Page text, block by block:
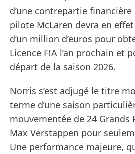
d’une contrepartie
pilote McLaren devra en
d’un million d’euros pour
Licence FIA l’an prochain et
départ de la saison 2026.
Norris s’est adjugé le titre
terme d’une saison
mouvementée de 24 Grands
Max Verstappen pour
Une performance majeure,